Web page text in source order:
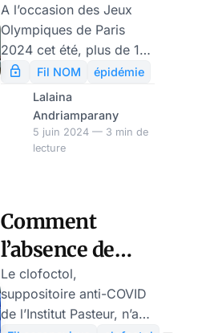
comment les
autorités se
préparent aux
risques
sanitaires ?
A l’occasion des Jeux
Olympiques de Paris
2024 cet été, plus de 10
000 athlètes, 45 000
volontaires, 12 millions
de spectateurs et 25 000
journalistes seront
présents. La direction
quarantaine de risques
potentiels pouvant
affecter la santé des
participants, allant des
mouvements de foule
aux intoxications
Fil NOM
épidémie
Lalaina
Andriamparany
5 juin 2024 — 3 min de
lecture
Comment
l’absence de
patriotisme du
gouvernement
Le clofoctol,
suppositoire anti-COVID
de l’Institut Pasteur, n’a